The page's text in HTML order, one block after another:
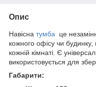
Опис
Навісна тумба це
кожного офісу чи
кожній кімнаті. Є
використовується для
Габарити: